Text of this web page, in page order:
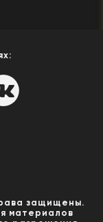
защищены.
материалов